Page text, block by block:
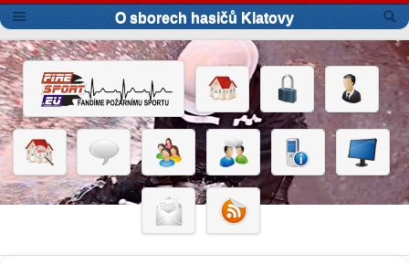
O sborech hasičů Klatovy